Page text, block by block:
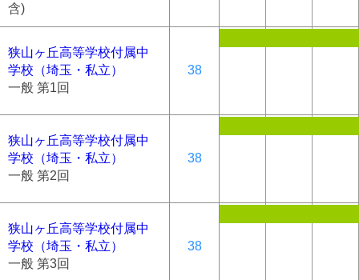
含)
狭山ヶ丘高等学校付属中
学校（埼玉・私立）
一般 第1回
38
狭山ヶ丘高等学校付属中
学校（埼玉・私立）
一般 第2回
38
狭山ヶ丘高等学校付属中
学校（埼玉・私立）
一般 第3回
38